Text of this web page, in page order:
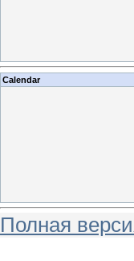
Calendar
Полная